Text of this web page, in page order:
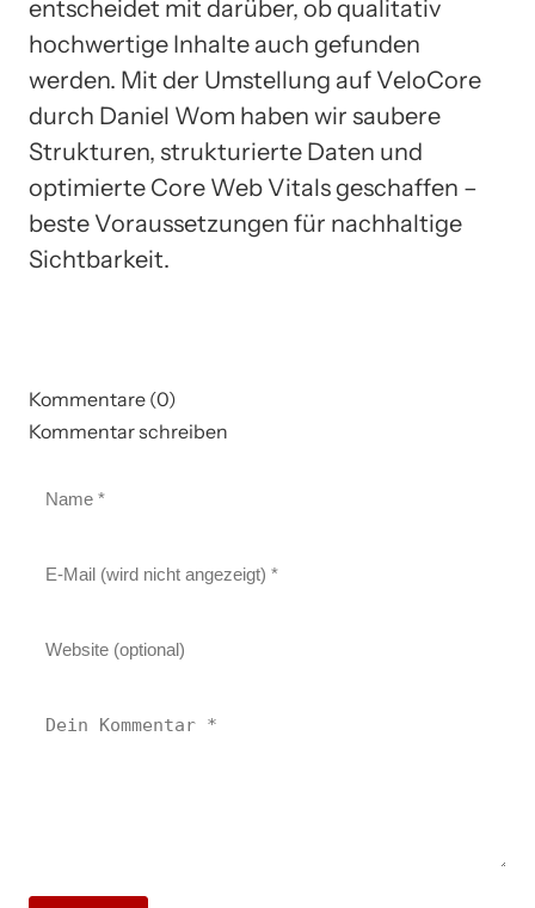
entscheidet mit darüber, ob qualitativ
hochwertige Inhalte auch gefunden
werden. Mit der Umstellung auf VeloCore
durch Daniel Wom haben wir saubere
Strukturen, strukturierte Daten und
optimierte Core Web Vitals geschaffen –
beste Voraussetzungen für nachhaltige
Sichtbarkeit.
Kommentare (0)
Kommentar schreiben